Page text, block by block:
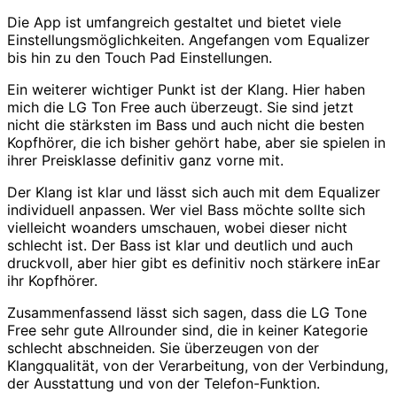
Die App ist umfangreich gestaltet und bietet viele
Einstellungsmöglichkeiten. Angefangen vom Equalizer
bis hin zu den Touch Pad Einstellungen.
Ein weiterer wichtiger Punkt ist der Klang. Hier haben
mich die LG Ton Free auch überzeugt. Sie sind jetzt
nicht die stärksten im Bass und auch nicht die besten
Kopfhörer, die ich bisher gehört habe, aber sie spielen in
ihrer Preisklasse definitiv ganz vorne mit.
Der Klang ist klar und lässt sich auch mit dem Equalizer
individuell anpassen. Wer viel Bass möchte sollte sich
vielleicht woanders umschauen, wobei dieser nicht
schlecht ist. Der Bass ist klar und deutlich und auch
druckvoll, aber hier gibt es definitiv noch stärkere inEar
ihr Kopfhörer.
Zusammenfassend lässt sich sagen, dass die LG Tone
Free sehr gute Allrounder sind, die in keiner Kategorie
schlecht abschneiden. Sie überzeugen von der
Klangqualität, von der Verarbeitung, von der Verbindung,
der Ausstattung und von der Telefon-Funktion.